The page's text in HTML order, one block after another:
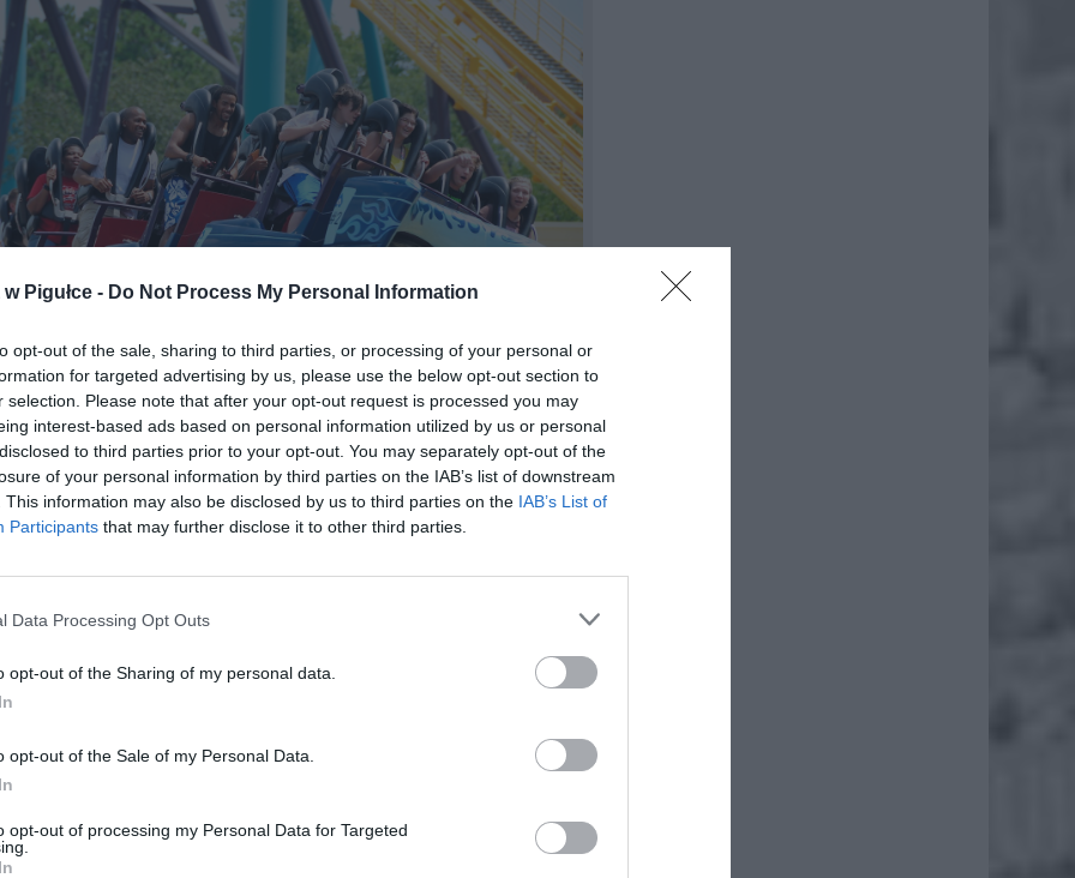
Pigułce - Do Not Process My Personal Information
opt-out of the sale, sharing to third parties, or processing of your personal or
for targeted advertising by us, please use the below opt-out section to
selection. Please note that after your opt-out request is processed you may
interest-based ads based on personal information utilized by us or personal
to third parties prior to your opt-out. You may separately opt-out of the
of your personal information by third parties on the IAB’s list of downstream
This information may also be disclosed by us to third parties on the IAB’s List of
Participants that may further disclose it to other third parties.
Data Processing Opt Outs
opt-out of the Sharing of my personal data.
opt-out of the Sale of my Personal Data.
opt-out of processing my Personal Data for Targeted
Fot. Pixabay
Warszawiak słyszał o tej atrakcji, jednak odwiedzający Ośrodek Górka
(znajdujący się w Parku Szczęśliwickim na Ochocie) mają możliwość
ponad 700 m z prędkością blisko 36 km/h. Każdy z nich oczywiście
jest w pasy bezpieczeństwa oraz automatyczne hamulce.
ad